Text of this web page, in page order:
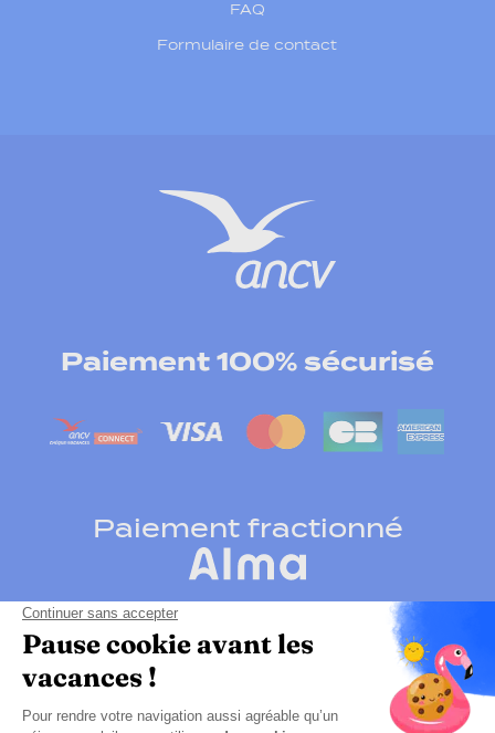
FAQ
Formulaire de contact
Paiement 100% sécurisé
Paiement fractionné
Cliquez-ici pour modifier vos préférences en
matières de cookies